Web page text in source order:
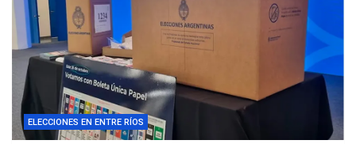
ELECCIONES EN ENTRE RÍOS